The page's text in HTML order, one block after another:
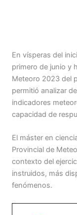
En vísperas del
primero de junio y
Meteoro 2023 del
permitió analizar
indicadores
capacidad de
El máster en
Provincial de
contexto del
instruidos, más
fenómenos.